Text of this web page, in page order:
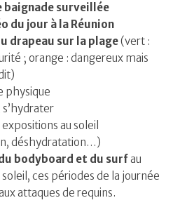
baignade surveillée
du jour à la Réunion
drapeau sur la plage(vert :
; orange : dangereux mais
physique
s’hydrater
au soleil
déshydratation…)
bodyboard et du surfau
ces périodes de la journée
attaques de requins.